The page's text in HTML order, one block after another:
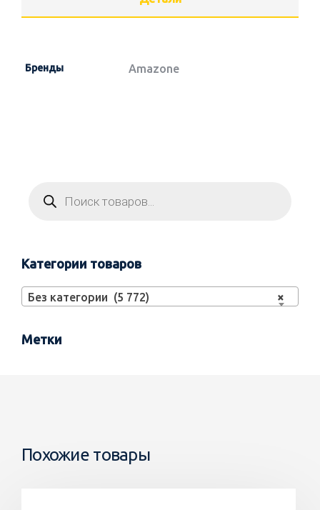
Бренды Amazone
Категории товаров
×
Без категории (5 772)
Метки
Похожие товары